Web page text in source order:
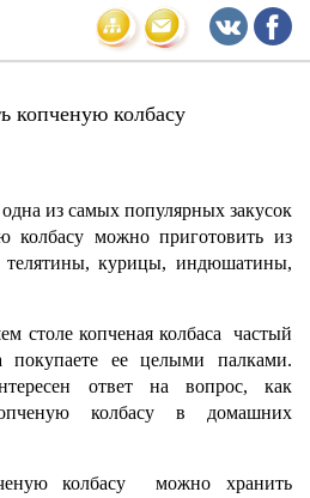
копченую колбасу
из самых популярных закусок
колбасу можно приготовить из
телятины, курицы, индюшатины,
столе копченая колбаса частый
покупаете ее целыми палками.
ответ на вопрос, как
колбасу в домашних
колбасу можно хранить